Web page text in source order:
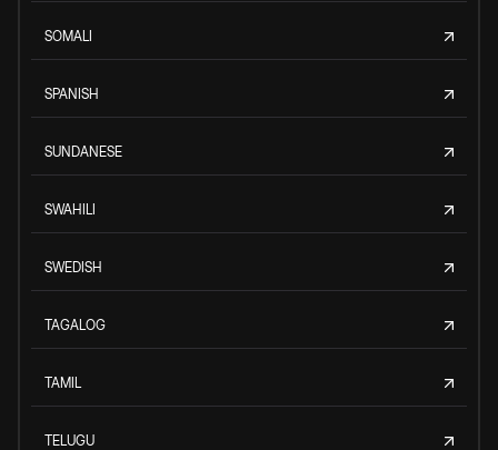
SOMALI
SPANISH
SUNDANESE
SWAHILI
SWEDISH
TAGALOG
TAMIL
TELUGU